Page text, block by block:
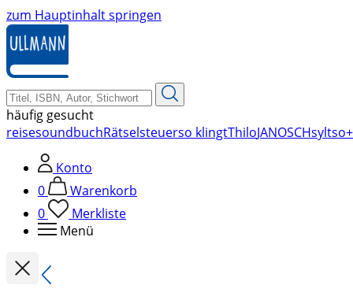
zum Hauptinhalt springen
häufig gesucht
reisesoundbuchRätselsteuerso klingtThiloJANOSCHsylt
Konto
0
Warenkorb
0
Merkliste
Menü